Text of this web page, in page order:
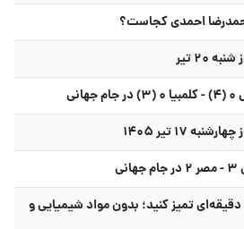
احمدی کجاست؟
۲۰ تیر
۱۷ تیر ۱۴۰۵
مایکروویو را با این ترفند ۵ دقیقه‌ای تمیز کنید؛ بدون مواد شیمیایی و